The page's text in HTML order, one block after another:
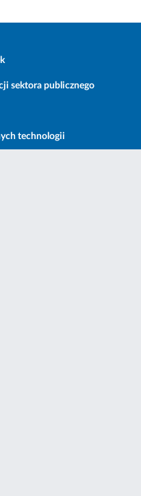
sektora publicznego
technologii